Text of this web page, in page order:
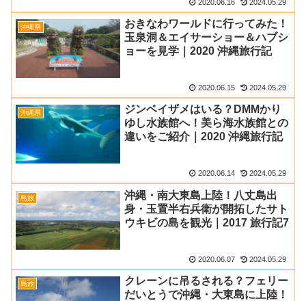
2020.06.16 2024.05.29
沖縄県
おきなわワールドに行ってみた！
玉泉洞＆エイサーショー＆ハブシ
ョーを見学｜2020 沖縄旅行記
2020.06.15 2024.05.29
沖縄県
ジンベイザメはいる？DMMかり
ゆし水族館へ！美ら海水族館との
違いをご紹介｜2020 沖縄旅行記
2020.06.14 2024.05.29
島旅
沖縄・南大東島上陸！八丈島出
身・玉置半右兵衛が開拓したサト
ウキビの島を観光｜2017 旅行記7
2020.06.07 2024.05.29
島旅
クレーンに吊るされる？フェリー
だいとうで沖縄・大東島に上陸！